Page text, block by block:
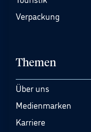
Verpackung
Themen
Über uns
Medienmarken
Karriere